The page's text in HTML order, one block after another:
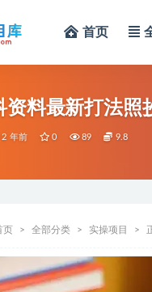
首页
资料最新打法照
2 年前 0 89 9.8
页 全部分类 实操项目